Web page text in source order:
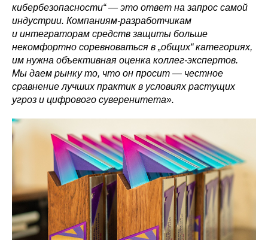
кибербезопасности“ — это ответ на запрос самой
индустрии. Компаниям-разработчикам
и интеграторам средств защиты больше
некомфортно соревноваться в „общих“ категориях,
им нужна объективная оценка коллег-экспертов.
Мы даем рынку то, что он просит — честное
сравнение лучших практик в условиях растущих
угроз и цифрового суверенитета».